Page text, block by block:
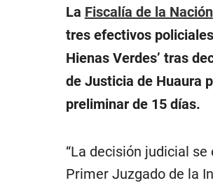
La Fiscalía de la Nación
tres efectivos
Hienas Verdes’ tras
de Justicia de Huaura
preliminar de 15 días.
“La decisión judicial
Primer Juzgado de la